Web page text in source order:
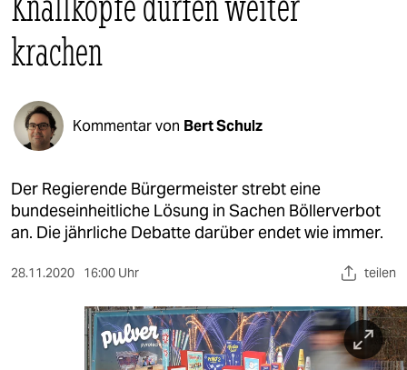
politik
öko
gesellschaft
kultur
sport
berlin
nord
wahrheit
krachen
Kommentar von Bert Schulz
Der Regierende Bürgermeister strebt eine
bundeseinheitliche Lösung in Sachen Böllerverbot
an. Die jährliche Debatte darüber endet wie immer.
28.11.2020 16:00 Uhr teilen